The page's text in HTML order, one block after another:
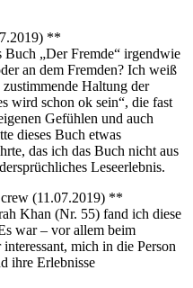
**
Buch „Der Fremde“ irgendwie
an dem Fremden? Ich weiß
Haltung der
wird schon ok sein“, die fast
Gefühlen und auch
dieses Buch etwas
das ich das Buch nicht aus
Leseerlebnis.
(11.07.2019) **
Khan (Nr. 55) fand ich diese
war – vor allem beim
mich in die Person
ihre Erlebnisse